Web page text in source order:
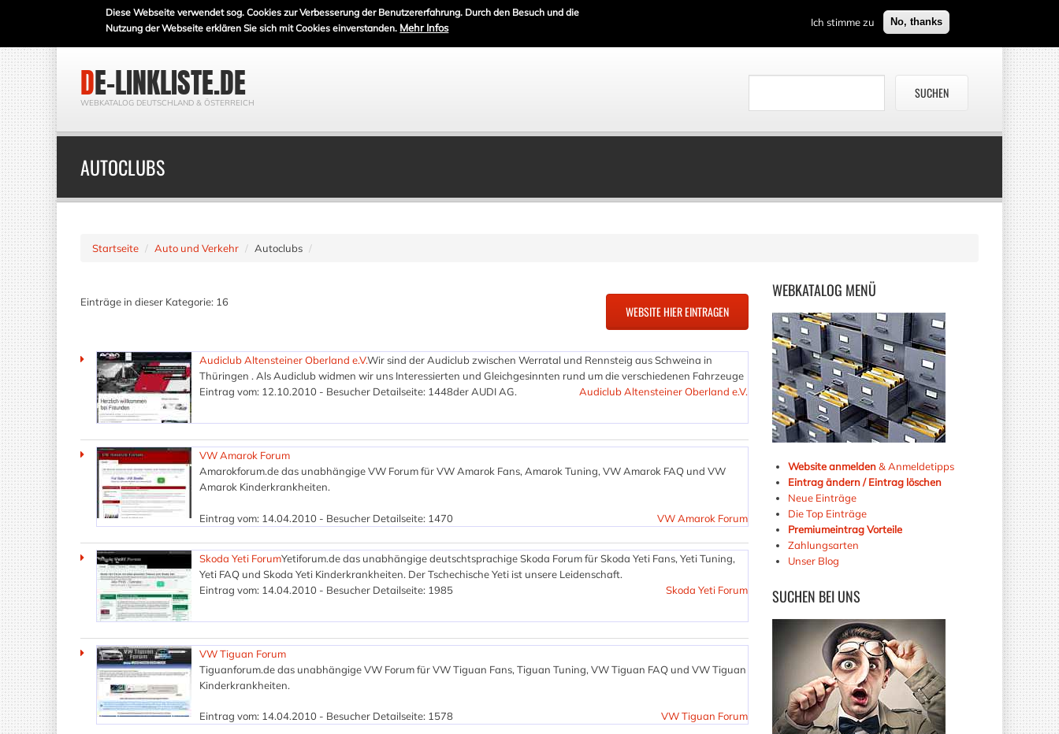
Diese Webseite verwendet sog. Cookies zur Verbesserung der Benutzererfahrung. Durch den Besuch und die
Nutzung der Webseite erklären Sie sich mit Cookies einverstanden. Mehr Infos Ich stimme zu No, thanks
DE-LINKLISTE.DE
WEBKATALOG DEUTSCHLAND & ÖSTERREICH
AUTOCLUBS
Startseite Auto und Verkehr Autoclubs
WEBKATALOG MENÜ
Website anmelden& Anmeldetipps
Eintrag ändern / Eintrag löschen
Neue Einträge
Die Top Einträge
Premiumeintrag Vorteile
Zahlungsarten
Unser Blog
SUCHEN BEI UNS
Einträge in dieser Kategorie: 16
Audiclub Altensteiner Oberland e.V.Wir sind der Audiclub zwischen Werratal und Rennsteig aus Schweina in
Thüringen . Als Audiclub widmen wir uns Interessierten und Gleichgesinnten rund um die verschiedenen Fahrzeuge
der AUDI AG.
Eintrag vom: 12.10.2010 - Besucher Detailseite: 1448 Audiclub Altensteiner Oberland e.V.
VW Amarok Forum
Amarokforum.de das unabhängige VW Forum für VW Amarok Fans, Amarok Tuning, VW Amarok FAQ und VW
Amarok Kinderkrankheiten.
Eintrag vom: 14.04.2010 - Besucher Detailseite: 1470 VW Amarok Forum
Skoda Yeti ForumYetiforum.de das unabhängige deutschtsprachige Skoda Forum für Skoda Yeti Fans, Yeti Tuning,
Yeti FAQ und Skoda Yeti Kinderkrankheiten. Der Tschechische Yeti ist unsere Leidenschaft.
Eintrag vom: 14.04.2010 - Besucher Detailseite: 1985
Skoda Yeti Forum
VW Tiguan Forum
Tiguanforum.de das unabhängige VW Forum für VW Tiguan Fans, Tiguan Tuning, VW Tiguan FAQ und VW Tiguan
Kinderkrankheiten.
Eintrag vom: 14.04.2010 - Besucher Detailseite: 1578 VW Tiguan Forum